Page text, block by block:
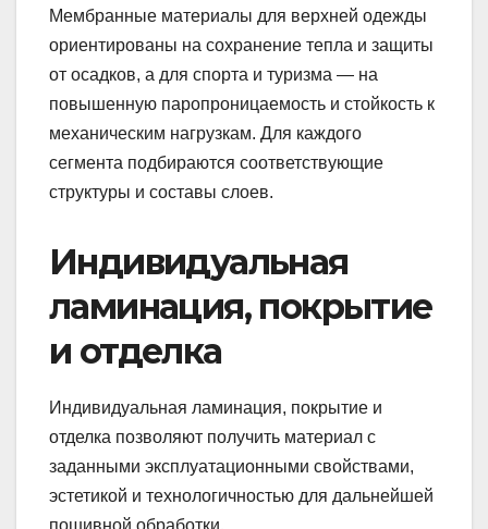
Мембранные материалы для верхней одежды
ориентированы на сохранение тепла и защиты
от осадков, а для спорта и туризма — на
повышенную паропроницаемость и стойкость к
механическим нагрузкам. Для каждого
сегмента подбираются соответствующие
структуры и составы слоев.
Индивидуальная
ламинация, покрытие
и отделка
Индивидуальная ламинация, покрытие и
отделка позволяют получить материал с
заданными эксплуатационными свойствами,
эстетикой и технологичностью для дальнейшей
пошивной обработки.